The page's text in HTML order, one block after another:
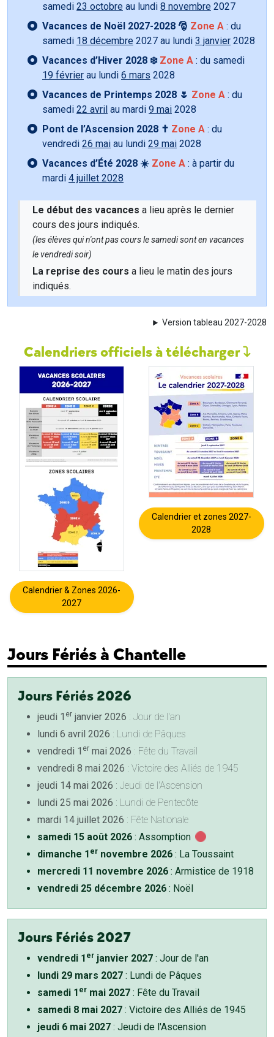
samedi 23 octobre au lundi 8 novembre 2027
Vacances de Noël 2027-2028 🎅 Zone A : du
samedi 18 décembre 2027 au lundi 3 janvier 2028
Vacances d’Hiver 2028 ❄️ Zone A : du samedi
19 février au lundi 6 mars 2028
Vacances de Printemps 2028 🌷 Zone A : du
samedi 22 avril au mardi 9 mai 2028
Pont de l’Ascension 2028 ✝️ Zone A : du
vendredi 26 mai au lundi 29 mai 2028
Vacances d’Été 2028 ☀️ Zone A : à partir du
mardi 4 juillet 2028
Le début des vacances a lieu après le dernier
cours des jours indiqués.
(les élèves qui n'ont pas cours le samedi sont en vacances
le vendredi soir)
La reprise des cours a lieu le matin des jours
indiqués.
Version tableau 2027-2028
Calendriers officiels à télécharger
Calendrier & Zones 2026-
2027
Calendrier et zones 2027-
2028
Jours Fériés à Chantelle
Jours Fériés 2026
jeudi 1 er janvier 2026 : Jour de l'an
lundi 6 avril 2026 : Lundi de Pâques
vendredi 1 er mai 2026 : Fête du Travail
vendredi 8 mai 2026 : Victoire des Alliés de 1945
jeudi 14 mai 2026 : Jeudi de l'Ascension
lundi 25 mai 2026 : Lundi de Pentecôte
mardi 14 juillet 2026 : Fête Nationale
samedi 15 août 2026 : Assomption
dimanche 1 er novembre 2026 : La Toussaint
mercredi 11 novembre 2026 : Armistice de 1918
vendredi 25 décembre 2026 : Noël
Jours Fériés 2027
vendredi 1 er janvier 2027 : Jour de l'an
lundi 29 mars 2027 : Lundi de Pâques
samedi 1 er mai 2027 : Fête du Travail
samedi 8 mai 2027 : Victoire des Alliés de 1945
jeudi 6 mai 2027 : Jeudi de l'Ascension